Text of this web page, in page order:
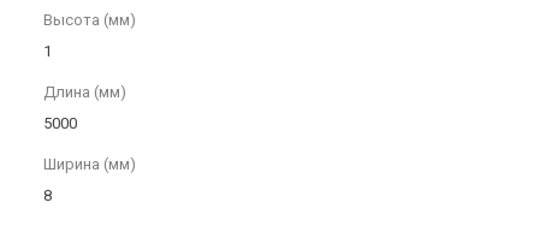
Высота (мм)
1
Длина (мм)
5000
Ширина (мм)
8